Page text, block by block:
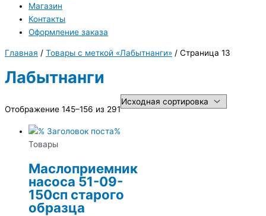
Магазин
Контакты
Оформление заказа
Главная / Товары с меткой «Лабытнанги» / Страница 13
Лабытнанги
Отображение 145–156 из 291
Товары
Маслоприемник
насоса 51-09-
150сп старого
образца